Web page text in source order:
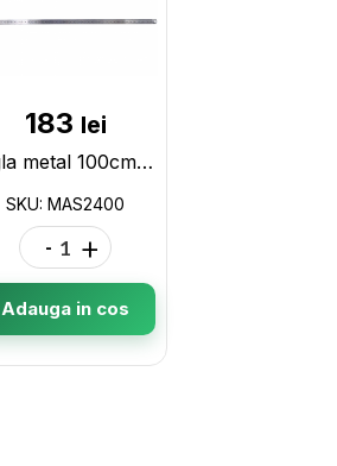
183 lei
Rigla metal 100cm MAS MAS2400
SKU: MAS2400
- +
Adauga in cos